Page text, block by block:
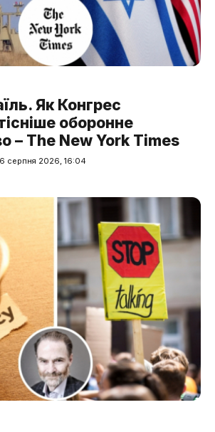
Як Конгрес
оборонне
– The New York Times
серпня 2026, 16:04